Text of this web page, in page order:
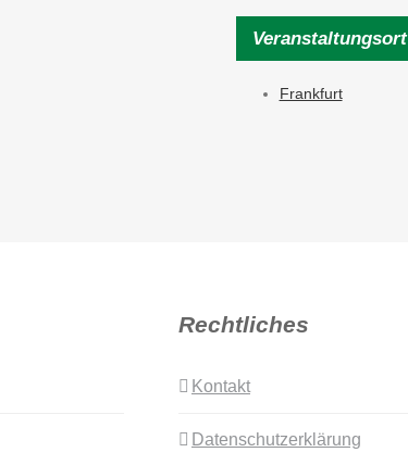
Veranstaltungsort
Frankfurt
Rechtliches
Kontakt
Datenschutzerklärung